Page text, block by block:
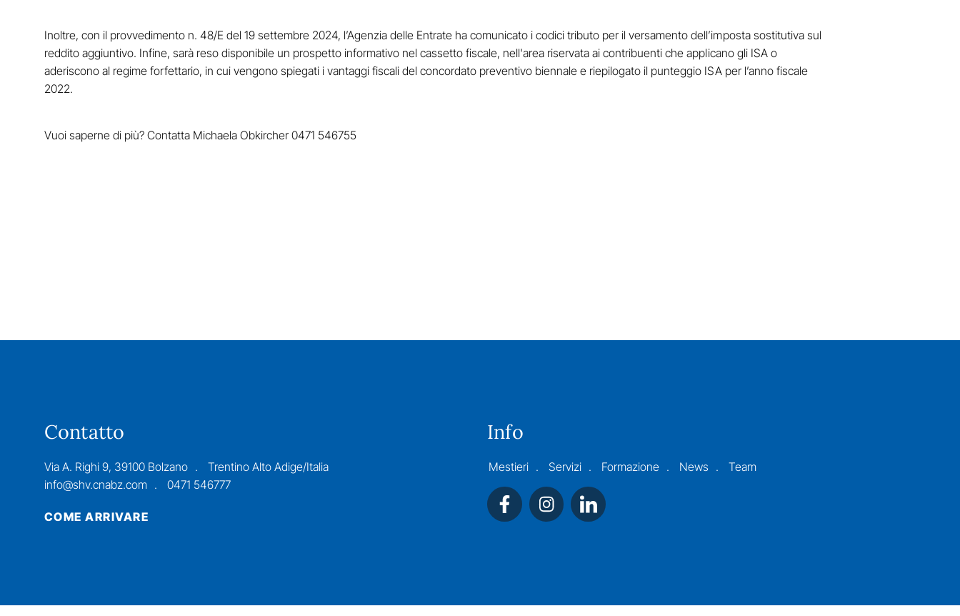
Inoltre, con il provvedimento n. 48/E del 19 settembre 2024, l’Agenzia delle Entrate ha comunicato i codici tributo per il versamento dell’imposta sostitutiva sul
reddito aggiuntivo. Infine, sarà reso disponibile un prospetto informativo nel cassetto fiscale, nell'area riservata ai contribuenti che applicano gli ISA o
aderiscono al regime forfettario, in cui vengono spiegati i vantaggi fiscali del concordato preventivo biennale e riepilogato il punteggio ISA per l’anno fiscale
2022.
Vuoi saperne di più? Contatta Michaela Obkircher 0471 546755
Contatto
Via A. Righi 9, 39100 Bolzano
Trentino Alto Adige/Italia
info@shv.cnabz.com
0471 546777
COME ARRIVARE
Info
Mestieri Servizi Formazione News Team